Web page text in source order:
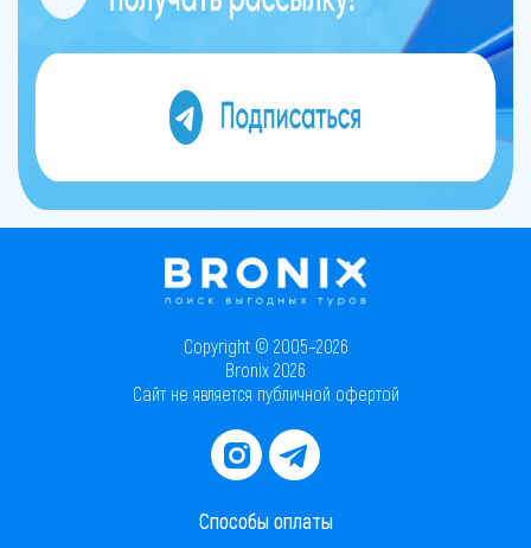
Copyright © 2005–2026
Bronix 2026
Сайт не является публичной офертой
Способы оплаты